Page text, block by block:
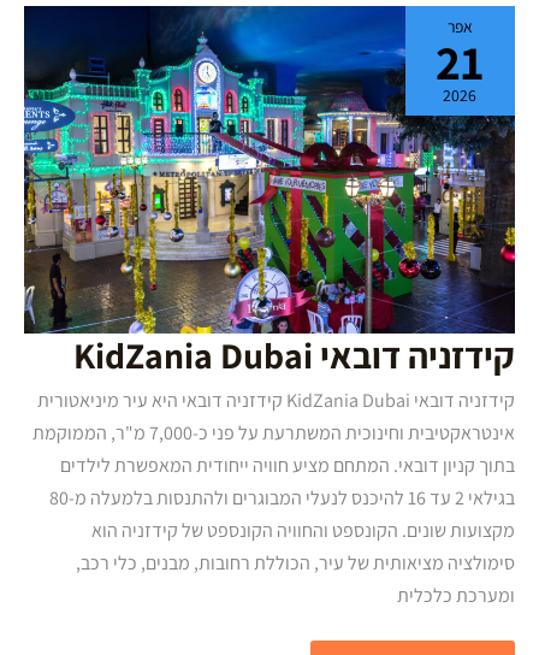
אפר
21
2026
קידזניה דובאי KidZania Dubai
קידזניה דובאי KidZania Dubai קידזניה דובאי היא עיר מיניאטורית
אינטראקטיבית וחינוכית המשתרעת על פני כ-7,000 מ"ר, הממוקמת
בתוך קניון דובאי. המתחם מציע חוויה ייחודית המאפשרת לילדים
בגילאי 2 עד 16 להיכנס לנעלי המבוגרים ולהתנסות בלמעלה מ-80
מקצועות שונים. הקונספט והחוויה הקונספט של קידזניה הוא
סימולציה מציאותית של עיר, הכוללת רחובות, מבנים, כלי רכב,
ומערכת כלכלית
קידזניה
דובאי
KidZania
Dubai